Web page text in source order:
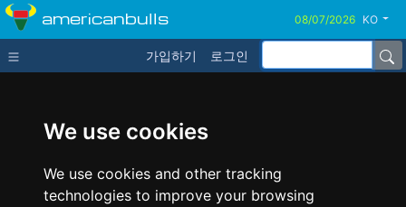
We use cookies
We use cookies and other tracking
technologies to improve your browsing
americanbulls KO
가입하기 로그인